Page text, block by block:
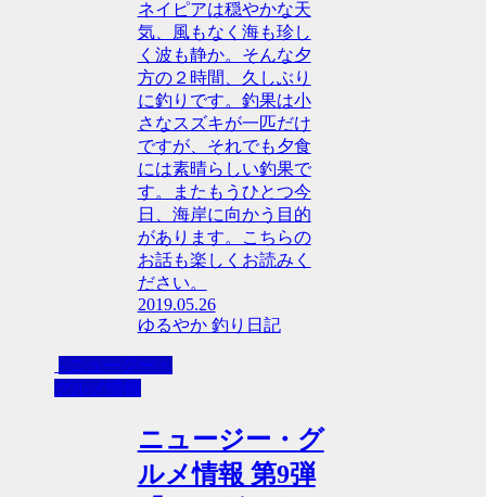
ネイピアは穏やかな天
気、風もなく海も珍し
く波も静か。そんな夕
方の２時間、久しぶり
に釣りです。釣果は小
さなスズキが一匹だけ
ですが、それでも夕食
には素晴らしい釣果で
す。またもうひとつ今
日、海岸に向かう目的
があります。こちらの
お話も楽しくお読みく
ださい。
2019.05.26
ゆるやか 釣り日記
- ニュージー・
グルメ情報
ニュージー・グ
ルメ情報 第9弾